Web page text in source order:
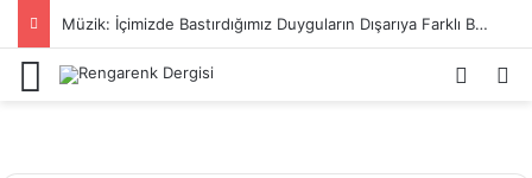
Müzik: İçimizde Bastırdığımız Duyguların Dışarıya Farklı Bir Yansıması Mıdır?
Menü Kayıt